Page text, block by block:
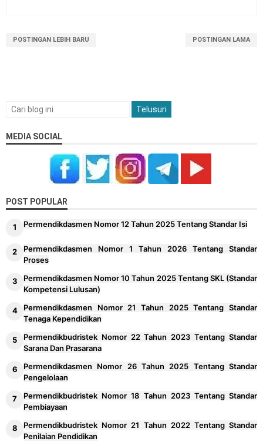
POSTINGAN LEBIH BARU POSTINGAN LAMA
MEDIA SOCIAL
POST POPULAR
Permendikdasmen Nomor 12 Tahun 2025 Tentang Standar Isi
Permendikdasmen Nomor 1 Tahun 2026 Tentang Standar
Proses
Permendikdasmen Nomor 10 Tahun 2025 Tentang SKL (Standar
Kompetensi Lulusan)
Permendikdasmen Nomor 21 Tahun 2025 Tentang Standar
Tenaga Kependidikan
Permendikbudristek Nomor 22 Tahun 2023 Tentang Standar
Sarana Dan Prasarana
Permendikdasmen Nomor 26 Tahun 2025 Tentang Standar
Pengelolaan
Permendikbudristek Nomor 18 Tahun 2023 Tentang Standar
Pembiayaan
Permendikbudristek Nomor 21 Tahun 2022 Tentang Standar
Penilaian Pendidikan